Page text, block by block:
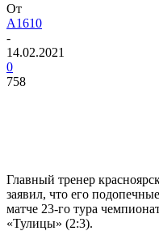
От
A1610
-
14.02.2021
0
758
Главный тренер
заявил, что его
матче 23-го тура
«Тулицы» (2:3).